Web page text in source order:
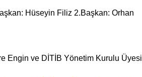
Hüseyin Filiz 2.Başkan: Orhan
Engin ve DİTİB Yönetim Kurulu Üyesi